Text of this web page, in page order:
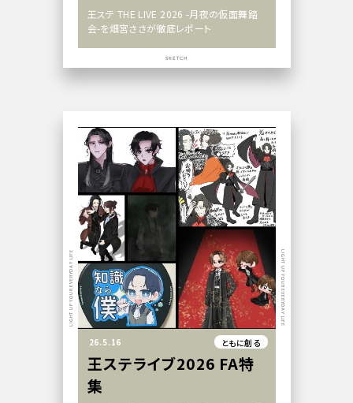
王ステ THE LIVE 2026 -月夜の仮面舞踏
会-を畑宮ささが徹底レポート
SKETCH
26.5.16 ともに創る
王ステライブ2026 FA特
集
LIGHT UP YOUR EVERYDAY LIFE LIGHT UP YOUR EVERYDAY LIFE